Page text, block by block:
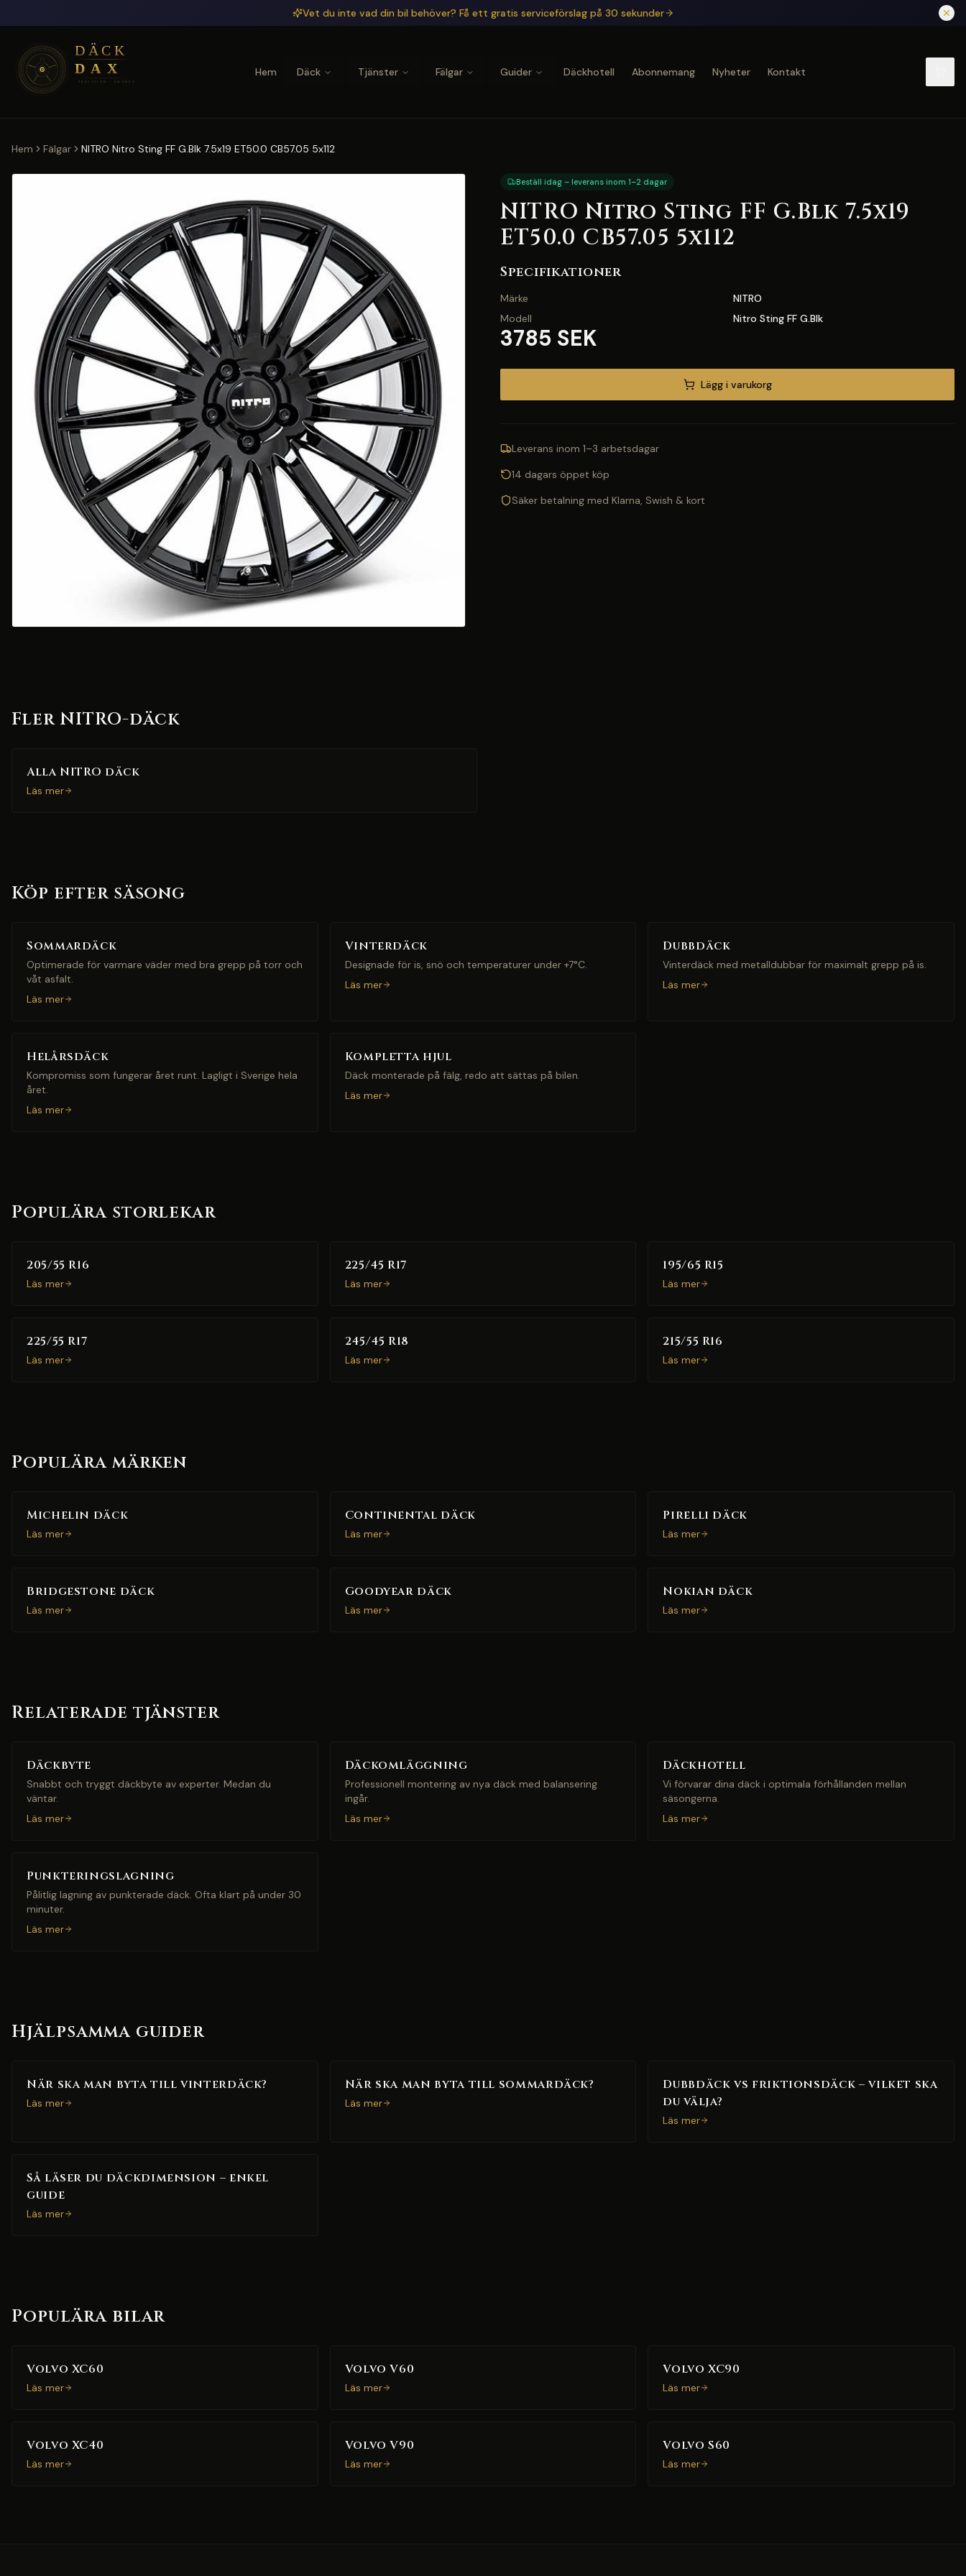
Vet du inte vad din bil behöver? Få ett gratis serviceförslag på 30 sekunder
Hem Däck Tjänster Fälgar Guider Däckhotell Abonnemang Nyheter Kontakt
Hem Fälgar NITRO Nitro Sting FF G.Blk 7.5x19 ET50.0 CB57.05 5x112
Beställ idag – leverans inom 1–2 dagar
NITRO Nitro Sting FF G.Blk 7.5x19
ET50.0 CB57.05 5x112
Specifikationer
Märke
NITRO
Modell
Nitro Sting FF G.Blk
3785 SEK
Lägg i varukorg
Leverans inom 1–3 arbetsdagar
14 dagars öppet köp
Säker betalning med Klarna, Swish & kort
Fler NITRO-däck
Alla NITRO däck
Läs mer
Köp efter säsong
Sommardäck
Optimerade för varmare väder med bra grepp på torr och
våt asfalt.
Läs mer
Vinterdäck
Designade för is, snö och temperaturer under +7°C.
Läs mer
Dubbdäck
Vinterdäck med metalldubbar för maximalt grepp på is.
Läs mer
Helårsdäck
Kompromiss som fungerar året runt. Lagligt i Sverige hela
året.
Läs mer
Kompletta hjul
Däck monterade på fälg, redo att sättas på bilen.
Läs mer
Populära storlekar
205/55 R16
Läs mer
225/45 R17
Läs mer
195/65 R15
Läs mer
225/55 R17
Läs mer
245/45 R18
Läs mer
215/55 R16
Läs mer
Populära märken
Michelin däck
Läs mer
Continental däck
Läs mer
Pirelli däck
Läs mer
Bridgestone däck
Läs mer
Goodyear däck
Läs mer
Nokian däck
Läs mer
Relaterade tjänster
Däckbyte
Snabbt och tryggt däckbyte av experter. Medan du
väntar.
Läs mer
Däckomläggning
Professionell montering av nya däck med balansering
ingår.
Läs mer
Däckhotell
Vi förvarar dina däck i optimala förhållanden mellan
säsongerna.
Läs mer
Punkteringslagning
Pålitlig lagning av punkterade däck. Ofta klart på under 30
minuter.
Läs mer
Hjälpsamma guider
När ska man byta till vinterdäck?
Läs mer
När ska man byta till sommardäck?
Läs mer
Dubbdäck vs friktionsdäck – vilket ska
du välja?
Läs mer
Så läser du däckdimension – enkel
guide
Läs mer
Populära bilar
Volvo XC60
Läs mer
Volvo V60
Läs mer
Volvo XC90
Läs mer
Volvo XC40
Läs mer
Volvo V90
Läs mer
Volvo S60
Läs mer